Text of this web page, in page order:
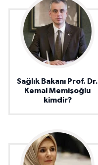
Sağlık Bakanı Prof. Dr.
Kemal Memişoğlu
kimdir?